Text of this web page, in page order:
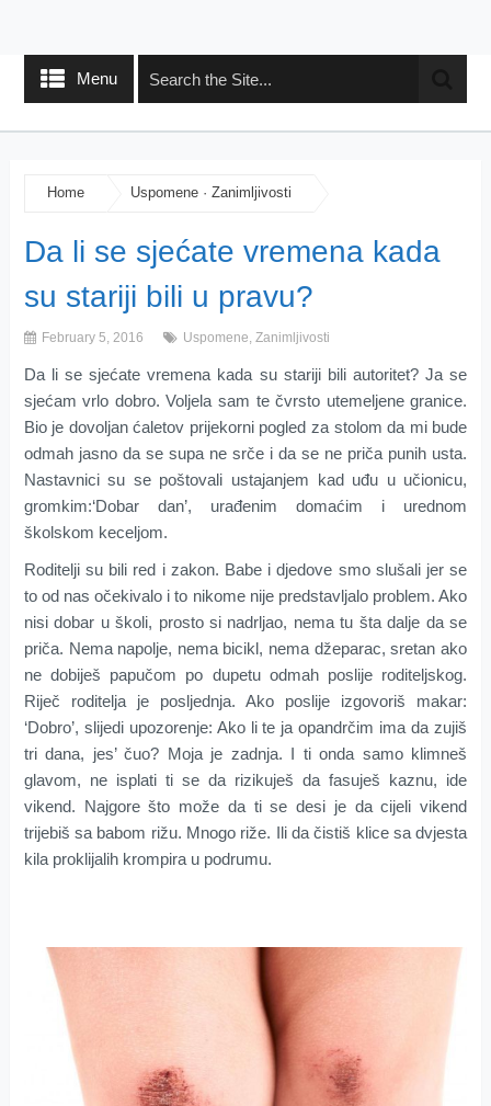
Menu
Home Uspomene· Zanimljivosti
Da li se sjećate vremena kada
su stariji bili u pravu?
February 5, 2016 Uspomene, Zanimljivosti
Da li se sjećate vremena kada su stariji bili autoritet? Ja se
sjećam vrlo dobro. Voljela sam te čvrsto utemeljene granice.
Bio je dovoljan ćaletov prijekorni pogled za stolom da mi bude
odmah jasno da se supa ne srče i da se ne priča punih usta.
Nastavnici su se poštovali ustajanjem kad uđu u učionicu,
gromkim:‘Dobar dan’, urađenim domaćim i urednom
školskom keceljom.
Roditelji su bili red i zakon. Babe i djedove smo slušali jer se
to od nas očekivalo i to nikome nije predstavljalo problem. Ako
nisi dobar u školi, prosto si nadrljao, nema tu šta dalje da se
priča. Nema napolje, nema bicikl, nema džeparac, sretan ako
ne dobiješ papučom po dupetu odmah poslije roditeljskog.
Riječ roditelja je posljednja. Ako poslije izgovoriš makar:
‘Dobro’, slijedi upozorenje: Ako li te ja opandrčim ima da zujiš
tri dana, jes’ čuo? Moja je zadnja. I ti onda samo klimneš
glavom, ne isplati ti se da rizikuješ da fasuješ kaznu, ide
vikend. Najgore što može da ti se desi je da cijeli vikend
trijebiš sa babom rižu. Mnogo riže. Ili da čistiš klice sa dvjesta
kila proklijalih krompira u podrumu.